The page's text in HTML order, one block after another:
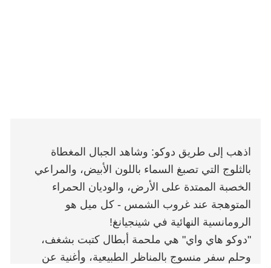
اذهب إلى طريق دوكو: وشاهد الجبال المغطاة
بالثلوج التي تصبغ السماء باللون الأبيض، والمراعي
الخصبة الممتدة على الأرض، والوديان الحمراء
المتوهجة عند غروب الشمس - كل ميل هو
الرومانسية النهائية في شينجيانغ!
"دوكو هاي واي" هي ملحمة أبطال كتبت بشغف،
وحلم سفر منسوج بالمناظر الطبيعية، وأغنية عن